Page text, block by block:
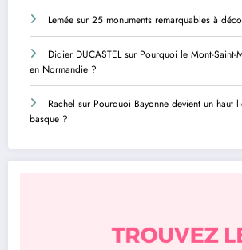
Lemée sur 25 monuments remarquables à
Didier DUCASTELsur Pourquoi le Mont-Saint-
en Normandie ?
Rachel sur Pourquoi Bayonne devient un haut
basque ?